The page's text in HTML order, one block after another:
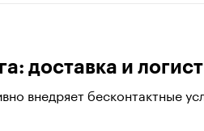
доставка и
внедряет бесконтактные